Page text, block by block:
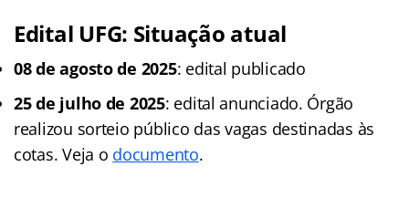
Edital UFG: Situação atual
08 de agosto de 2025: edital publicado
25 de julho de 2025: edital anunciado. Órgão
realizou sorteio público das vagas destinadas às
cotas. Veja o documento.